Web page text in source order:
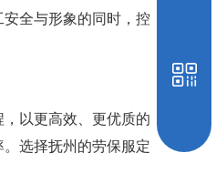
全与形象的同时，控
以更高效、更优质的
选择抚州的劳保服定